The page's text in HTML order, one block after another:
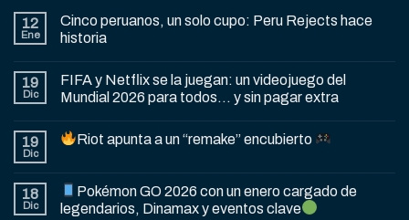
12
Ene
Cinco peruanos, un solo cupo: Peru Rejects hace
historia
19
Dic
FIFA y Netflix se la juegan: un videojuego del
Mundial 2026 para todos… y sin pagar extra
19
Dic
Riot apunta a un “remake” encubierto
18
Dic
Pokémon GO 2026 con un enero cargado de
legendarios, Dinamax y eventos clave